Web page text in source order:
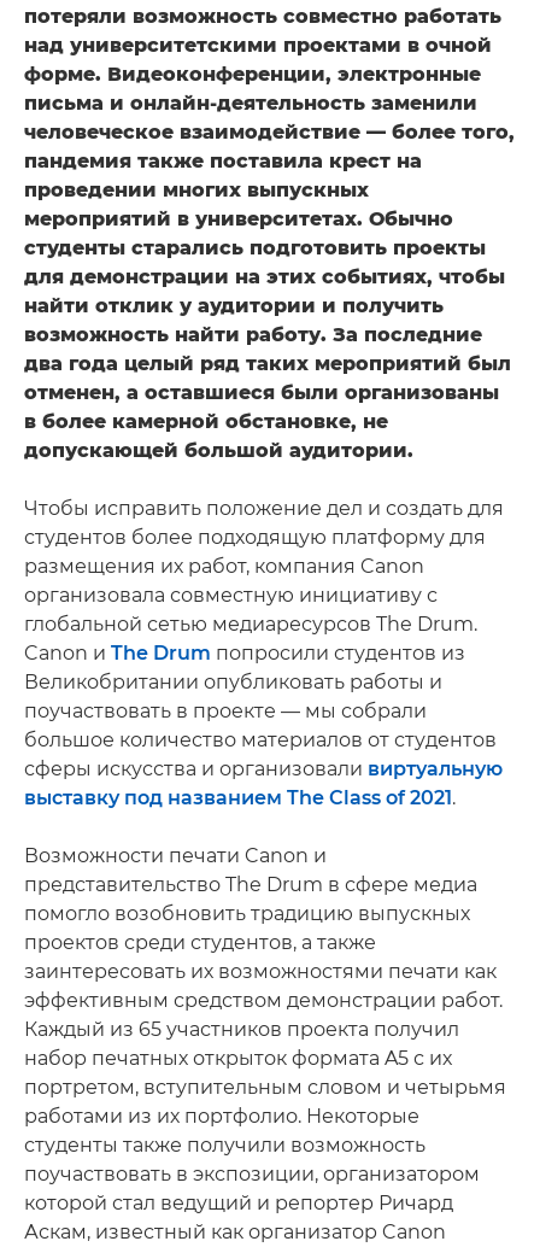
потеряли возможность совместно работать
над университетскими проектами в очной
форме. Видеоконференции, электронные
письма и онлайн-деятельность заменили
человеческое взаимодействие — более того,
пандемия также поставила крест на
проведении многих выпускных
мероприятий в университетах. Обычно
студенты старались подготовить проекты
для демонстрации на этих событиях, чтобы
найти отклик у аудитории и получить
возможность найти работу. За последние
два года целый ряд таких мероприятий был
отменен, а оставшиеся были организованы
в более камерной обстановке, не
допускающей большой аудитории.
Чтобы исправить положение дел и создать для
студентов более подходящую платформу для
размещения их работ, компания Canon
организовала совместную инициативу с
глобальной сетью медиаресурсов The Drum.
Canon и The Drum попросили студентов из
Великобритании опубликовать работы и
поучаствовать в проекте — мы собрали
большое количество материалов от студентов
сферы искусства и организовали виртуальную
выставку под названием The Class of 2021.
Возможности печати Canon и
представительство The Drum в сфере медиа
помогло возобновить традицию выпускных
проектов среди студентов, а также
заинтересовать их возможностями печати как
эффективным средством демонстрации работ.
Каждый из 65 участников проекта получил
набор печатных открыток формата A5 с их
портретом, вступительным словом и четырьмя
работами из их портфолио. Некоторые
студенты также получили возможность
поучаствовать в экспозиции, организатором
которой стал ведущий и репортер Ричард
Аскам, известный как организатор Canon